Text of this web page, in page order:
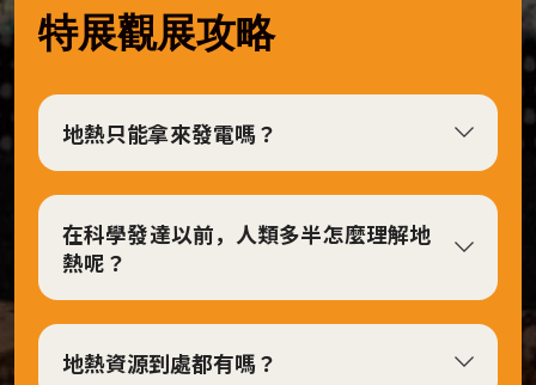
6
展
地
點：
特
展
特展觀展攻略
地熱只能拿來發電嗎？
在科學發達以前，人類多半怎麼理解地
熱呢？
地熱資源到處都有嗎？